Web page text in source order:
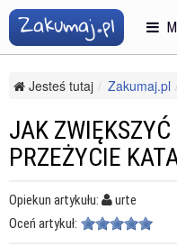
Jesteś tutaj Zakumaj.pl
Jak zwiększyć szanse na
JAK
PRZEŻYCIE
Opiekun artykułu:
urte
Oceń artykuł: